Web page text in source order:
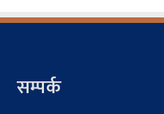
सम्पर्क